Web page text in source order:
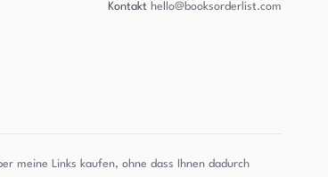
Kontakt hello@booksorderlist.com
meine Links kaufen, ohne dass Ihnen dadurch